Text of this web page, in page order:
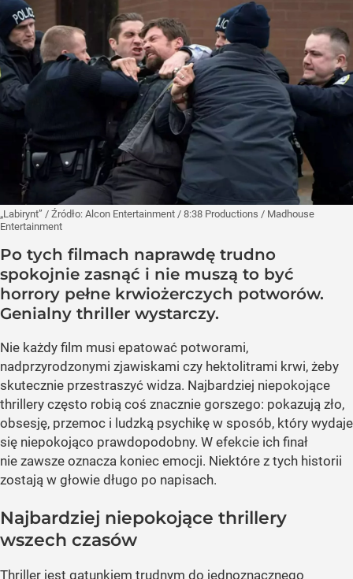
„Labirynt” / Źródło: Alcon Entertainment / 8:38 Productions / Madhouse
Entertainment
Po tych filmach naprawdę trudno
spokojnie zasnąć i nie muszą to być
horrory pełne krwiożerczych potworów.
Genialny thriller wystarczy.
Nie każdy film musi epatować potworami,
nadprzyrodzonymi zjawiskami czy hektolitrami krwi, żeby
skutecznie przestraszyć widza. Najbardziej niepokojące
thrillery często robią coś znacznie gorszego: pokazują zło,
obsesję, przemoc i ludzką psychikę w sposób, który wydaje
się niepokojąco prawdopodobny. W efekcie ich finał
nie zawsze oznacza koniec emocji. Niektóre z tych historii
zostają w głowie długo po napisach.
Najbardziej niepokojące thrillery
wszech czasów
Thriller jest gatunkiem trudnym do jednoznacznego